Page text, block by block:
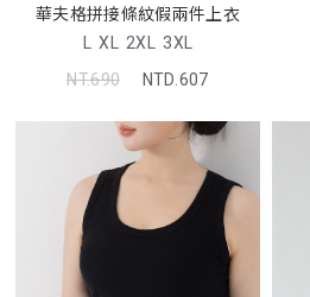
華夫格拼接條紋假兩件上衣
L XL 2XL 3XL
NT.690
NTD.607